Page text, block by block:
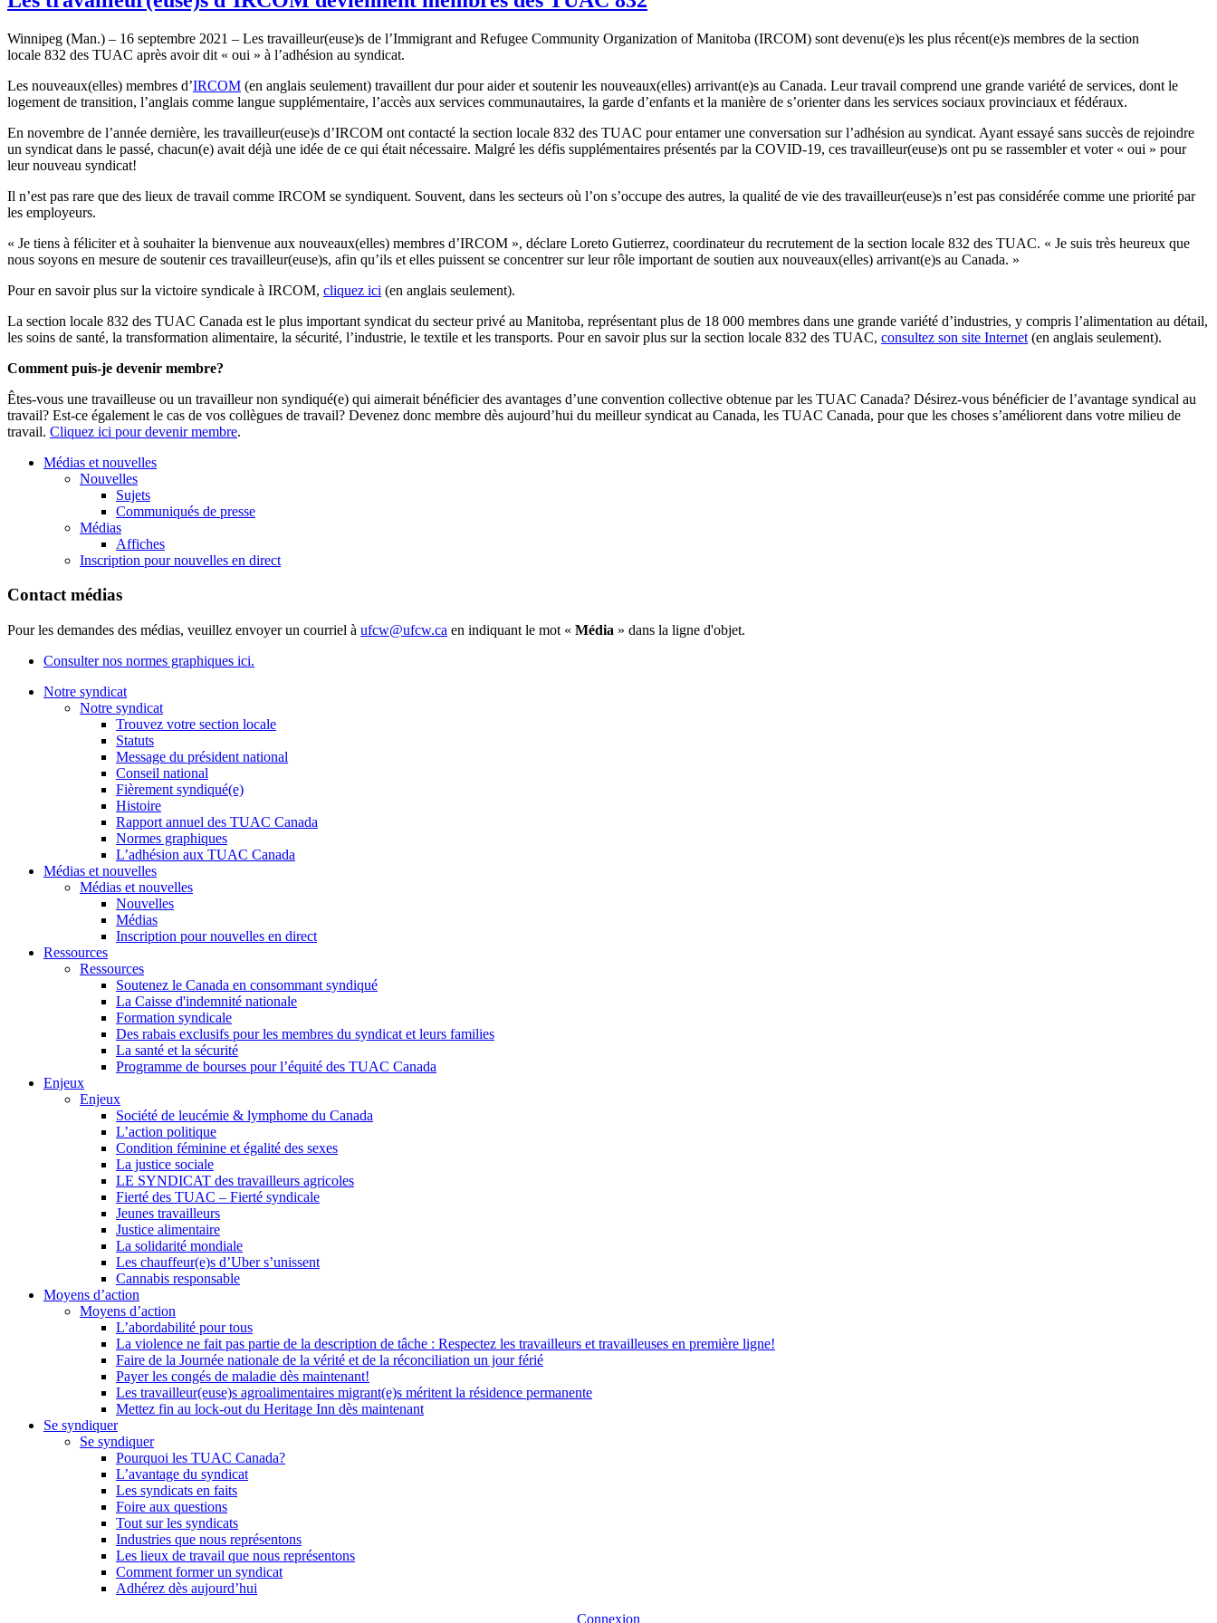
Winnipeg (Man.) – 16 septembre 2021 – Les travailleur(euse)s de l’Immigrant and Refugee Community Organization of Manitoba (IRCOM) sont devenu(e)s les plus récent(e)s membres de la section
locale 832 des TUAC après avoir dit « oui » à l’adhésion au syndicat.
Les nouveaux(elles) membres d’IRCOM (en anglais seulement) travaillent dur pour aider et soutenir les nouveaux(elles) arrivant(e)s au Canada. Leur travail comprend une grande variété de services, dont le
logement de transition, l’anglais comme langue supplémentaire, l’accès aux services communautaires, la garde d’enfants et la manière de s’orienter dans les services sociaux provinciaux et fédéraux.
En novembre de l’année dernière, les travailleur(euse)s d’IRCOM ont contacté la section locale 832 des TUAC pour entamer une conversation sur l’adhésion au syndicat. Ayant essayé sans succès de rejoindre
un syndicat dans le passé, chacun(e) avait déjà une idée de ce qui était nécessaire. Malgré les défis supplémentaires présentés par la COVID‑19, ces travailleur(euse)s ont pu se rassembler et voter « oui » pour
leur nouveau syndicat!
Il n’est pas rare que des lieux de travail comme IRCOM se syndiquent. Souvent, dans les secteurs où l’on s’occupe des autres, la qualité de vie des travailleur(euse)s n’est pas considérée comme une priorité par
les employeurs.
« Je tiens à féliciter et à souhaiter la bienvenue aux nouveaux(elles) membres d’IRCOM », déclare Loreto Gutierrez, coordinateur du recrutement de la section locale 832 des TUAC. « Je suis très heureux que
nous soyons en mesure de soutenir ces travailleur(euse)s, afin qu’ils et elles puissent se concentrer sur leur rôle important de soutien aux nouveaux(elles) arrivant(e)s au Canada. »
Pour en savoir plus sur la victoire syndicale à IRCOM, cliquez ici (en anglais seulement).
La section locale 832 des TUAC Canada est le plus important syndicat du secteur privé au Manitoba, représentant plus de 18 000 membres dans une grande variété d’industries, y compris l’alimentation au détail,
les soins de santé, la transformation alimentaire, la sécurité, l’industrie, le textile et les transports. Pour en savoir plus sur la section locale 832 des TUAC, consultez son site Internet (en anglais seulement).
Comment puis-je devenir membre?
Êtes-vous une travailleuse ou un travailleur non syndiqué(e) qui aimerait bénéficier des avantages d’une convention collective obtenue par les TUAC Canada? Désirez-vous bénéficier de l’avantage syndical au
travail? Est-ce également le cas de vos collègues de travail? Devenez donc membre dès aujourd’hui du meilleur syndicat au Canada, les TUAC Canada, pour que les choses s’améliorent dans votre milieu de
travail. Cliquez ici pour devenir membre.
Médias et nouvelles
Nouvelles
Sujets
Communiqués de presse
Médias
Affiches
Inscription pour nouvelles en direct
Contact médias
Pour les demandes des médias, veuillez envoyer un courriel à ufcw@ufcw.ca en indiquant le mot « Média » dans la ligne d'objet.
Consulter nos normes graphiques ici.
Notre syndicat
Notre syndicat
Trouvez votre section locale
Statuts
Message du président national
Conseil national
Fièrement syndiqué(e)
Histoire
Rapport annuel des TUAC Canada
Normes graphiques
L’adhésion aux TUAC Canada
Médias et nouvelles
Médias et nouvelles
Nouvelles
Médias
Inscription pour nouvelles en direct
Ressources
Ressources
Soutenez le Canada en consommant syndiqué
La Caisse d'indemnité nationale
Formation syndicale
Des rabais exclusifs pour les membres du syndicat et leurs families
La santé et la sécurité
Programme de bourses pour l’équité des TUAC Canada
Enjeux
Enjeux
Société de leucémie & lymphome du Canada
L’action politique
Condition féminine et égalité des sexes
La justice sociale
LE SYNDICAT des travailleurs agricoles
Fierté des TUAC – Fierté syndicale
Jeunes travailleurs
Justice alimentaire
La solidarité mondiale
Les chauffeur(e)s d’Uber s’unissent
Cannabis responsable
Moyens d’action
Moyens d’action
L’abordabilité pour tous
La violence ne fait pas partie de la description de tâche : Respectez les travailleurs et travailleuses en première ligne!
Faire de la Journée nationale de la vérité et de la réconciliation un jour férié
Payer les congés de maladie dès maintenant!
Les travailleur(euse)s agroalimentaires migrant(e)s méritent la résidence permanente
Mettez fin au lock-out du Heritage Inn dès maintenant
Se syndiquer
Se syndiquer
Pourquoi les TUAC Canada?
L’avantage du syndicat
Les syndicats en faits
Foire aux questions
Tout sur les syndicats
Industries que nous représentons
Les lieux de travail que nous représentons
Comment former un syndicat
Adhérez dès aujourd’hui
Connexion